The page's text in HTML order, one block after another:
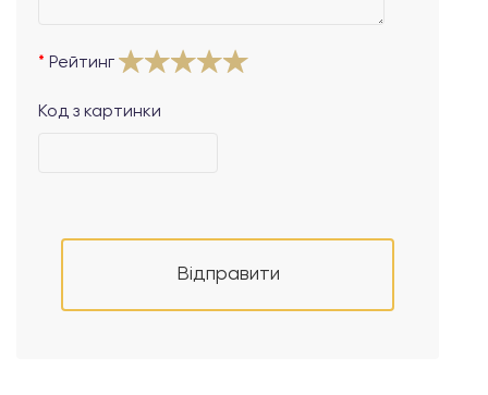
Рейтинг
Код з картинки
Відправити